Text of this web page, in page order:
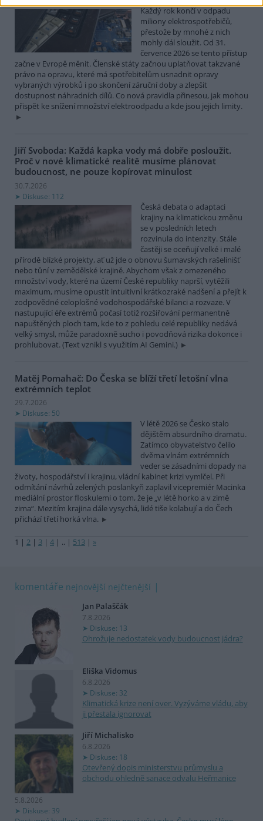
Každý rok končí v odpadu
miliony elektrospotřebičů,
přestože by mnohé z nich
mohly dál sloužit. Od 31.
července 2026 se tento přístup
začne v Evropě měnit. Členské státy začnou uplatňovat takzvané
právo na opravu, které má spotřebitelům usnadnit opravy
vybraných výrobků i po skončení záruční doby a zlepšit
dostupnost náhradních dílů. Co nová pravidla přinesou, jak mohou
přispět ke snížení množství elektroodpadu a kde jsou jejich limity.
Jiří Svoboda: Každá kapka vody má dobře posloužit.
Proč v nové klimatické realitě musíme plánovat
budoucnost, ne pouze kopírovat minulost
30.7.2026
Diskuse: 112
Česká debata o adaptaci
krajiny na klimatickou změnu
se v posledních letech
rozvinula do intenzity. Stále
častěji se oceňují velké i malé
přírodě blízké projekty, ať už jde o obnovu šumavských rašelinišť
nebo tůní v zemědělské krajině. Abychom však z omezeného
množství vody, které na území České republiky naprší, vytěžili
maximum, musíme opustit intuitivní krátkozraké nadšení a přejít k
zodpovědné celoplošné vodohospodářské bilanci a rozvaze. V
nastupující éře extrémů počasí totiž rozšiřování permanentně
napuštěných ploch tam, kde to z pohledu celé republiky nedává
velký smysl, může paradoxně sucho i povodňová rizika dokonce i
prohlubovat. (Text vznikl s využitím AI Gemini.)
Matěj Pomahač: Do Česka se blíží třetí letošní vlna
extrémních teplot
29.7.2026
Diskuse: 50
V létě 2026 se Česko stalo
dějištěm absurdního dramatu.
Zatímco obyvatelstvo čelilo
dvěma vlnám extrémních
veder se zásadními dopady na
životy, hospodářství i krajinu, vládní kabinet krizi vymlčel. Při
odmítání návrhů zelených poslankyň zaplavil vicepremiér Macinka
mediální prostor floskulemi o tom, že je „v létě horko a v zimě
zima“. Mezitím krajina dále vysychá, lidé tiše kolabují a do Čech
přichází třetí horká vlna.
1 | 2 | 3 | 4 | .. | 513 | »
komentáře nejnovější nejčtenější
Jan Palaščák
7.8.2026
Diskuse: 13
Ohrožuje nedostatek vody budoucnost jádra?
Eliška Vidomus
6.8.2026
Diskuse: 32
Klimatická krize není over. Vyzýváme vládu, aby
ji přestala ignorovat
Jiří Michalisko
6.8.2026
Diskuse: 18
Otevřený dopis ministerstvu průmyslu a
obchodu ohledně sanace odvalu Heřmanice
5.8.2026
Diskuse: 39